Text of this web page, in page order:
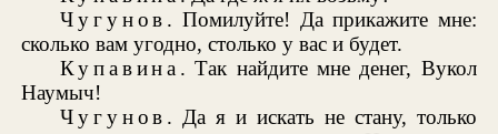
Чугунов . Помилуйте! Да прикажите мне:
сколько вам угодно, столько у вас и будет.
Купавина . Так найдите мне денег, Вукол
Наумыч!
Чугунов . Да я и искать не стану, только